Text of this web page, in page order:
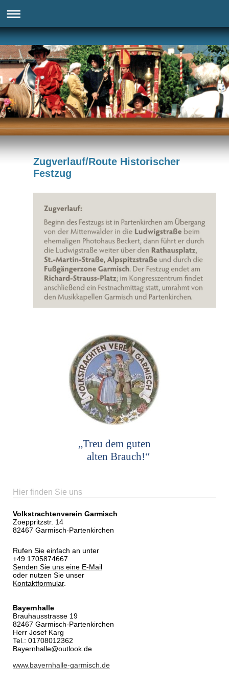
Zugverlauf/Route Historischer
Festzug
„Treu dem guten
alten Brauch!“
Hier finden Sie uns
Volkstrachtenverein Garmisch
Zoeppritzstr. 14
82467 Garmisch-Partenkirchen
Rufen Sie einfach an unter
+49 1705874667
Senden Sie uns eine E-Mail
oder nutzen Sie unser
Kontaktformular.
Bayernhalle
Brauhausstrasse 19
82467 Garmisch-Partenkirchen
Herr Josef Karg
Tel.: 01708012362
Bayernhalle@outlook.de
www.bayernhalle-garmisch.de